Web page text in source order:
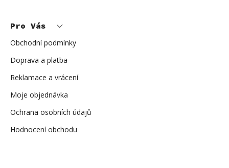
Pro Vás
Obchodní podmínky
Doprava a platba
Reklamace a vrácení
Moje objednávka
Ochrana osobních údajů
Hodnocení obchodu